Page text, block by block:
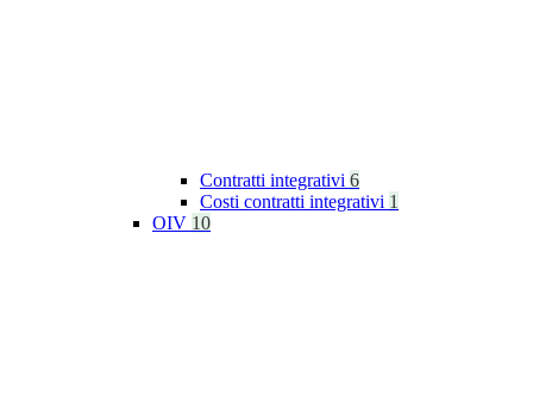
Contratti integrativi 6
Costi contratti integrativi 1
OIV 10